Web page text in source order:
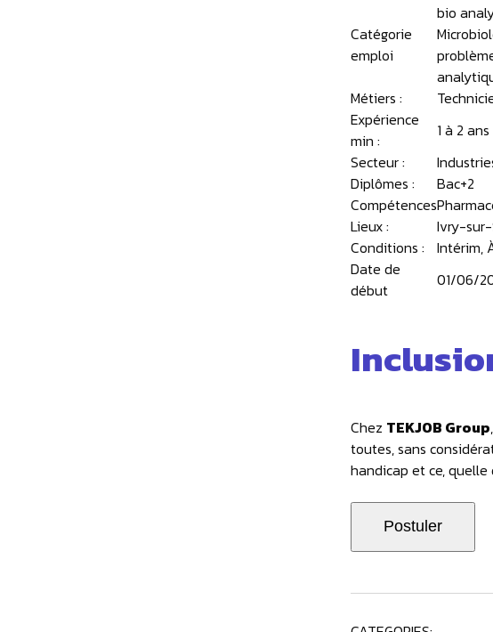
Catégorie
emploi
bio
Métiers :
Expérience
min :
1 à 2 ans
Secteur :
Diplômes :
Bac+2
Compétences
Lieux :
Ivry-sur-
Conditions :
Intérim,
Date de
début
01/06/
Chez TEKJOB Group
toutes, sans
handicap et ce,